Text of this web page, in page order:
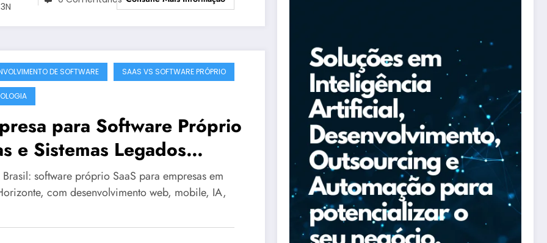
DE SOFTWARE SAAS VS SOFTWARE PRÓPRIO
para Software Próprio
e Sistemas Legados
em Belo Horizonte |
Brasil – Guia 3449
software próprio SaaS para empresas em
com desenvolvimento web, mobile, IA,